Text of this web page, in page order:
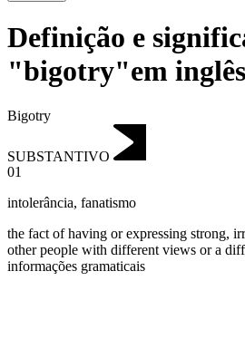
Definição e
"bigotry"em inglês
Bigotry
SUBSTANTIVO
01
intolerância, fanatismo
the fact of having or expressing strong,
other people with different views or a
informações gramaticais